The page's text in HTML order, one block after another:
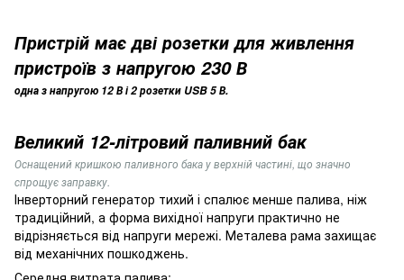
Пристрій має дві розетки для живлення
пристроїв з напругою 230 В
одна з напругою 12 В і 2 розетки USB 5 В.
Великий 12-літровий паливний бак
Оснащений кришкою паливного бака у верхній частині, що значно
спрощує заправку.
Інверторний генератор тихий і спалює менше палива, ніж
традиційний, а форма вихідної напруги практично не
відрізняється від напруги мережі. Металева рама захищає
від механічних пошкоджень.